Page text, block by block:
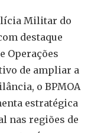
Militar do
destaque
Operações
de ampliar a
o BPMOA
estratégica
nas regiões de